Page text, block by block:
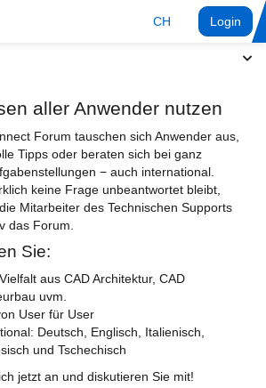
CH Login
aller Anwender nutzen
Forum tauschen sich Anwender aus,
Tipps oder beraten sich bei ganz
− auch international.
keine Frage unbeantwortet bleibt,
Mitarbeiter des Technischen Supports
das Forum.
Sie:
aus CAD Architektur, CAD
uvm.
User für User
Deutsch, Englisch, Italienisch,
und Tschechisch
jetzt an und diskutieren Sie mit!